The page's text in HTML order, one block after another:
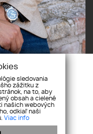
sledovania
zážitku z
na to, aby
obsah a cielené
našich webových
odkiaľ naši
Viac info